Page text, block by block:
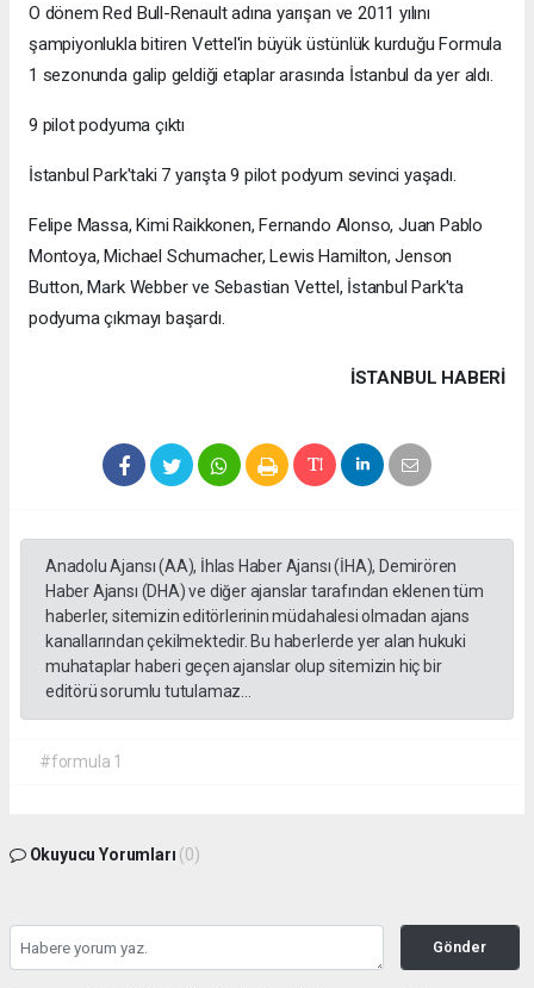
O dönem Red Bull-Renault adına yarışan ve 2011 yılını
şampiyonlukla bitiren Vettel'in büyük üstünlük kurduğu Formula
1 sezonunda galip geldiği etaplar arasında İstanbul da yer aldı.
9 pilot podyuma çıktı
İstanbul Park'taki 7 yarışta 9 pilot podyum sevinci yaşadı.
Felipe Massa, Kimi Raikkonen, Fernando Alonso, Juan Pablo
Montoya, Michael Schumacher, Lewis Hamilton, Jenson
Button, Mark Webber ve Sebastian Vettel, İstanbul Park'ta
podyuma çıkmayı başardı.
İSTANBUL HABERİ
Anadolu Ajansı (AA), İhlas Haber Ajansı (İHA), Demirören
Haber Ajansı (DHA) ve diğer ajanslar tarafından eklenen tüm
haberler, sitemizin editörlerinin müdahalesi olmadan ajans
kanallarından çekilmektedir. Bu haberlerde yer alan hukuki
muhataplar haberi geçen ajanslar olup sitemizin hiç bir
editörü sorumlu tutulamaz...
#formula 1
Okuyucu Yorumları (0)
Gönder